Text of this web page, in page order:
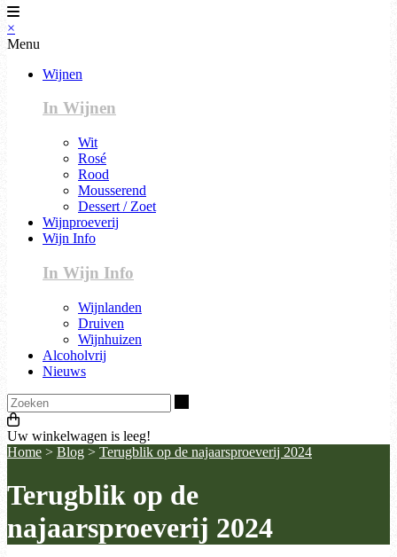
×
Menu
Wijnen
In Wijnen
Wit
Rosé
Rood
Mousserend
Dessert / Zoet
Wijnproeverij
Wijn Info
In Wijn Info
Wijnlanden
Druiven
Wijnhuizen
Alcoholvrij
Nieuws
Uw winkelwagen is leeg!
Home > Blog > Terugblik op de najaarsproeverij 2024
Terugblik op de
najaarsproeverij 2024